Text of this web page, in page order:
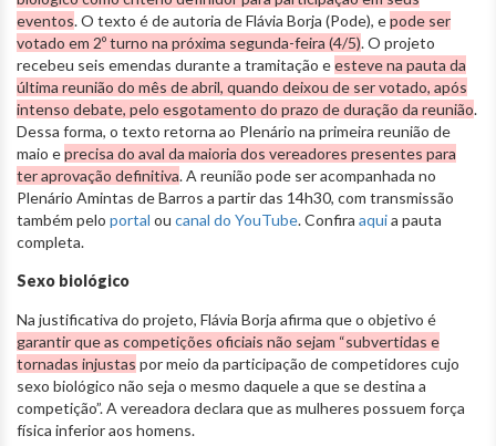
eventos. O texto é de autoria de Flávia Borja (Pode), epode ser
votado em 2º turno na próxima segunda-feira (4/5). O projeto
recebeu seis emendas durante a tramitação eesteve na pauta da
última reunião do mês de abril, quando deixou de ser votado, após
intenso debate, pelo esgotamento do prazo de duração da reunião.
Dessa forma, o texto retorna ao Plenário na primeira reunião de
maio eprecisa do aval da maioria dos vereadores presentes para
ter aprovação definitiva. A reunião pode ser acompanhada no
Plenário Amintas de Barros a partir das 14h30, com transmissão
também pelo portal ou canal do YouTube. Confira aquia pauta
completa.
Sexo biológico
Na justificativa do projeto, Flávia Borja afirma que o objetivo é
garantir que as competições oficiais não sejam “subvertidas e
tornadas injustas por meio da participação de competidores cujo
sexo biológico não seja o mesmo daquele a que se destina a
competição”. A vereadora declara que as mulheres possuem força
física inferior aos homens.